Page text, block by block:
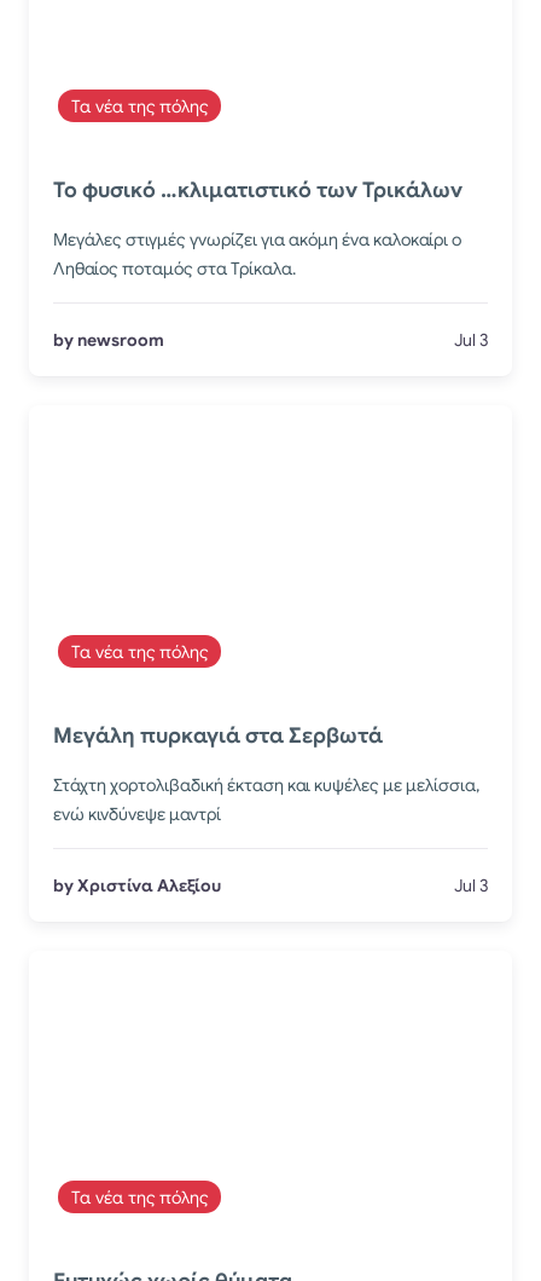
Τα νέα της πόλης
Το φυσικό …κλιματιστικό των Τρικάλων
Μεγάλες στιγμές γνωρίζει για ακόμη ένα καλοκαίρι ο
Ληθαίος ποταμός στα Τρίκαλα.
by newsroom Jul 3
Τα νέα της πόλης
Μεγάλη πυρκαγιά στα Σερβωτά
Στάχτη χορτολιβαδική έκταση και κυψέλες με μελίσσια,
ενώ κινδύνεψε μαντρί
by Χριστίνα Αλεξίου Jul 3
Τα νέα της πόλης